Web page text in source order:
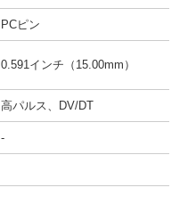
PCピン
0.591インチ（15.00mm）
高パルス、DV/DT
-